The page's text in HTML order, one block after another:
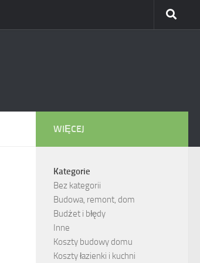
WIĘCEJ
Kategorie
Bez kategorii
Budowa, remont, dom
Budżet i błędy
Inne
Koszty budowy domu
Koszty łazienki i kuchni